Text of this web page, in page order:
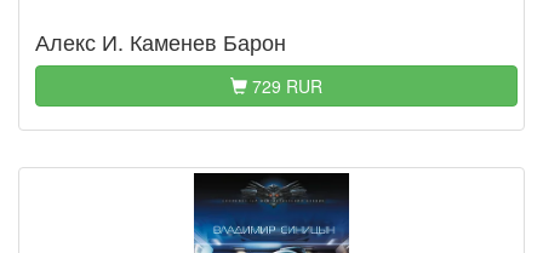
Алекс И. Каменев Барон
729 RUR